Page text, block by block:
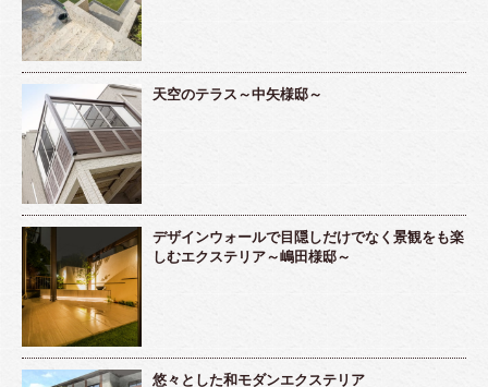
天空のテラス～中矢様邸～
デザインウォールで目隠しだけでなく景観をも楽
しむエクステリア～嶋田様邸～
悠々とした和モダンエクステリア